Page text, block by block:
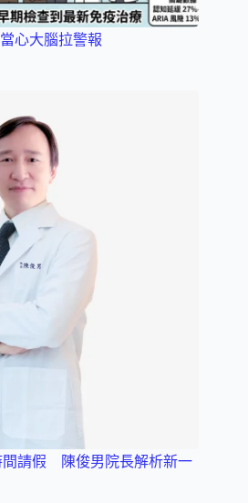
心大腦拉警報
間請假 陳俊男院長解析新一